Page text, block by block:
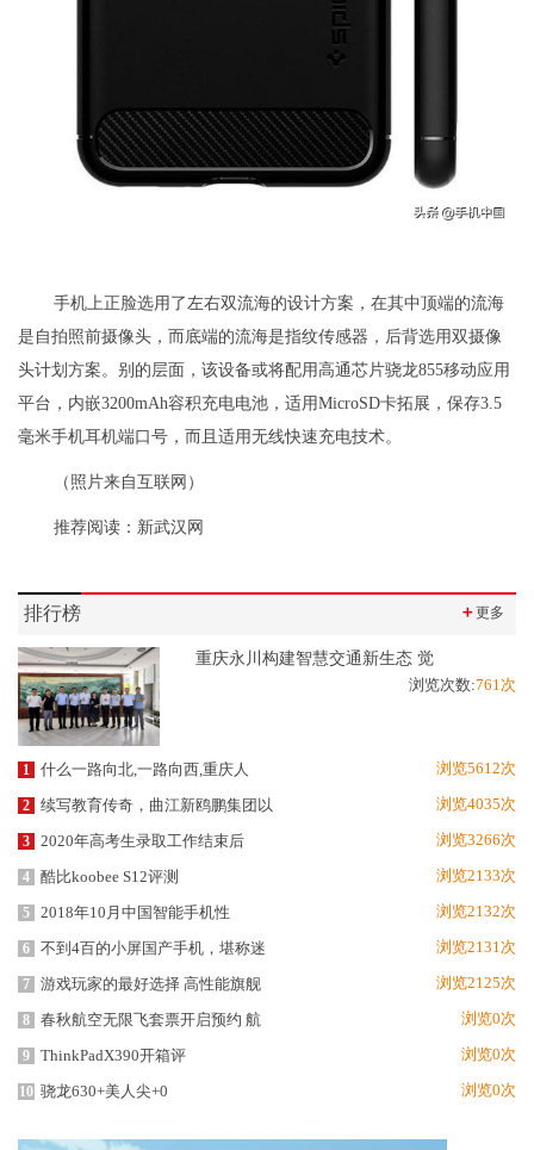
手机上正脸选用了左右双流海的设计方案，在其中顶端的流海
是自拍照前摄像头，而底端的流海是指纹传感器，后背选用双摄像
头计划方案。别的层面，该设备或将配用高通芯片骁龙855移动应用
平台，内嵌3200mAh容积充电电池，适用MicroSD卡拓展，保存3.5
毫米手机耳机端口号，而且适用无线快速充电技术。
（照片来自互联网）
推荐阅读： 新武汉网
排行榜 ＋更多
重庆永川构建智慧交通新生态 觉
浏览次数:761次
1 什么一路向北,一路向西,重庆人 浏览5612次
2 续写教育传奇，曲江新鸥鹏集团以 浏览4035次
3 2020年高考生录取工作结束后 浏览3266次
4 酷比koobee S12评测 浏览2133次
5 2018年10月中国智能手机性 浏览2132次
6 不到4百的小屏国产手机，堪称迷 浏览2131次
7 游戏玩家的最好选择 高性能旗舰 浏览2125次
8 春秋航空无限飞套票开启预约 航 浏览0次
9 ThinkPadX390开箱评 浏览0次
10 骁龙630+美人尖+0 浏览0次